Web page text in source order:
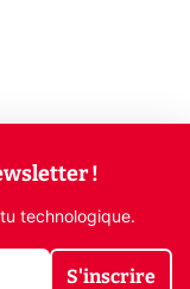
!
technologique.
S'inscrire